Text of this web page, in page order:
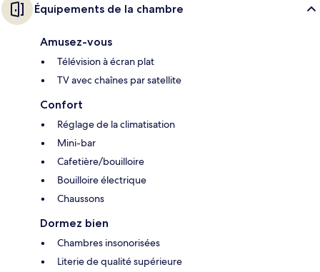
Équipements de la chambre
Amusez-vous
Télévision à écran plat
TV avec chaînes par satellite
Confort
Réglage de la climatisation
Mini-bar
Cafetière/bouilloire
Bouilloire électrique
Chaussons
Dormez bien
Chambres insonorisées
Literie de qualité supérieure